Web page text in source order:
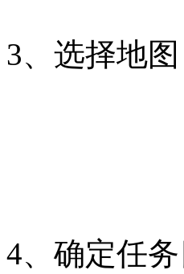
3、选择地图
4、确定任